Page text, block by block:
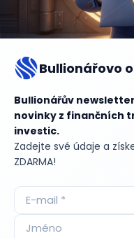
Bullionářovo
Bullionářův
novinky z finančních
investic.
Zadejte své údaje a
ZDARMA!Aktuální